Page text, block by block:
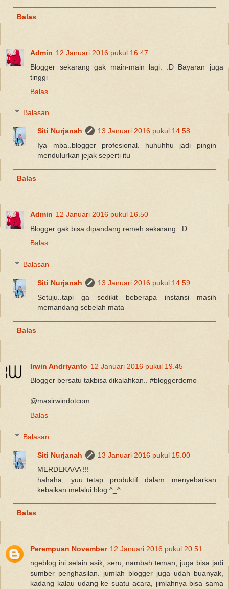
Balas
Admin 12 Januari 2016 pukul 16.47
Blogger sekarang gak main-main lagi. :D Bayaran juga
tinggi
Balas
Balasan
Siti Nurjanah
13 Januari 2016 pukul 14.58
Iya mba..blogger profesional. huhuhhu jadi pingin
mendulurkan jejak seperti itu
Balas
Admin 12 Januari 2016 pukul 16.50
Blogger gak bisa dipandang remeh sekarang. :D
Balas
Balasan
Siti Nurjanah
13 Januari 2016 pukul 14.59
Setuju..tapi ga sedikit beberapa instansi masih
memandang sebelah mata
Balas
Irwin Andriyanto 12 Januari 2016 pukul 19.45
Blogger bersatu takbisa dikalahkan.. #bloggerdemo
@masirwindotcom
Balas
Balasan
Siti Nurjanah
13 Januari 2016 pukul 15.00
MERDEKAAA !!!
hahaha, yuu..tetap produktif dalam menyebarkan
kebaikan melalui blog ^_^
Balas
Perempuan November 12 Januari 2016 pukul 20.51
ngeblog ini selain asik, seru, nambah teman, juga bisa jadi
sumber penghasilan. jumlah blogger juga udah buanyak,
kadang kalau udang ke suatu acara, jimlahnya bisa sama